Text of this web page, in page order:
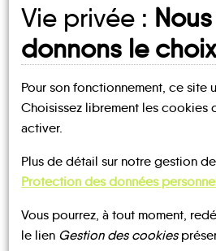
UN AVIS, UN
CONTACTEZ-
Vie privée :
donnons le choix
Pour son fonctionnement, ce site
Choisissez librement les cookies
activer.
Plus de détail sur notre gestion
Protection des données
Vous pourrez, à tout moment,
le lien Gestion des cookies